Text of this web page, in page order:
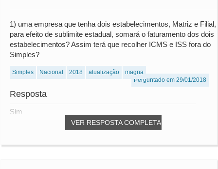
1) uma empresa que tenha dois estabelecimentos, Matriz e Filial,
para efeito de sublimite estadual, somará o faturamento dos dois
estabelecimentos? Assim terá que recolher ICMS e ISS fora do
Simples?
Simples Nacional 2018 atualização
magna
Perguntado em 29/01/2018
Resposta
VER RESPOSTA COMPLETA
Sim